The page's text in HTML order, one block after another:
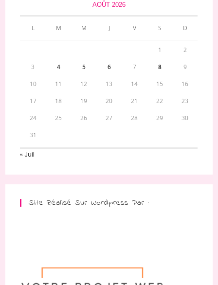
AOÛT 2026
L M M J V S D
1 2
3 4 5 6 7 8 9
10 11 12 13 14 15 16
17 18 19 20 21 22 23
24 25 26 27 28 29 30
31
« Juil
Site Réalisé Sur Wordpress Par :